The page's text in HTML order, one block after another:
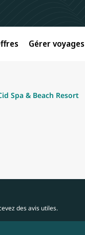
Gérer voyages
Spa & Beach Resort
des avis utiles.